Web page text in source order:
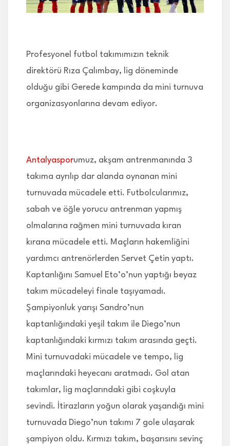
Profesyonel futbol takımımızın teknik
direktörü Rıza Çalımbay, lig döneminde
olduğu gibi Gerede kampında da mini turnuva
organizasyonlarına devam ediyor.
Antalyasporumuz, akşam antrenmanında 3
takıma ayrılıp dar alanda oynanan mini
turnuvada mücadele etti. Futbolcularımız,
sabah ve öğle yorucu antrenman yapmış
olmalarına rağmen mini turnuvada kıran
kırana mücadele etti. Maçların hakemliğini
yardımcı antrenörlerden Servet Çetin yaptı.
Kaptanlığını Samuel Eto’o’nun yaptığı beyaz
takım mücadeleyi finale taşıyamadı.
Şampiyonluk yarışı Sandro’nun
kaptanlığındaki yeşil takım ile Diego’nun
kaptanlığındaki kırmızı takım arasında geçti.
Mini turnuvadaki mücadele ve tempo, lig
maçlarındaki heyecanı aratmadı. Gol atan
takımlar, lig maçlarındaki gibi coşkuyla
sevindi. İtirazların yoğun olarak yaşandığı mini
turnuvada Diego’nun takımı 7 gole ulaşarak
şampiyon oldu. Kırmızı takım, başarısını sevinç